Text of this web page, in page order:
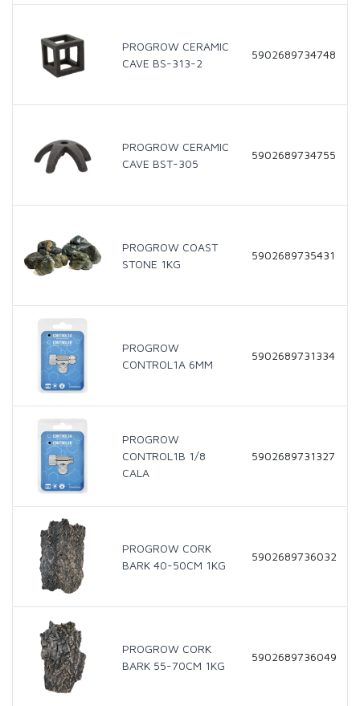
PROGROW CERAMIC
CAVE BS-313-2
5902689734748
PROGROW CERAMIC
CAVE BST-305
5902689734755
PROGROW COAST
STONE 1KG
5902689735431
PROGROW
CONTROL1A 6MM
5902689731334
PROGROW
CONTROL1B 1/8
CALA
5902689731327
PROGROW CORK
BARK 40-50CM 1KG
5902689736032
PROGROW CORK
BARK 55-70CM 1KG
5902689736049